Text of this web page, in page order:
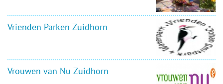
Vrienden Parken Zuidhorn
Vrouwen van Nu Zuidhorn